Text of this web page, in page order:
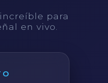
para
en vivo.